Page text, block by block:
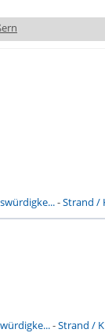
-Strand /
-Strand /